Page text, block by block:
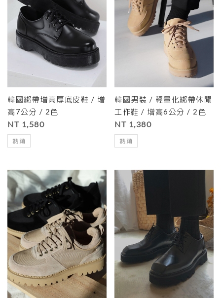
韓國綁帶增高厚底皮鞋 / 增
高7公分 / 2色
NT 1,580
熱銷
韓國男裝 / 輕量化綁帶休閒
工作鞋 / 增高6公分 / 2色
NT 1,380
熱銷